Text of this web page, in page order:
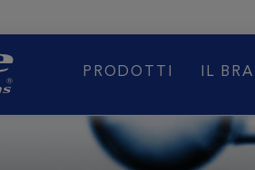
PRODOTTI IL